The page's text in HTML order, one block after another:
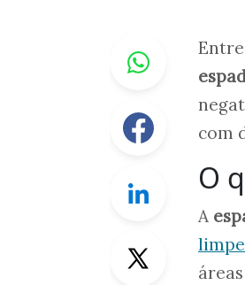
Whastapp
Facebook
Linkedin
Twitter
com
O
A